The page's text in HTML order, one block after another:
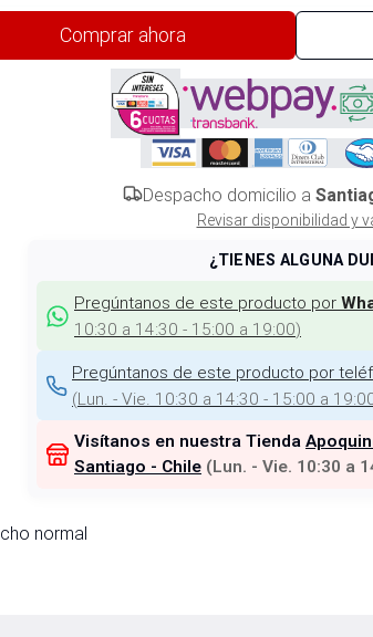
Comprar ahora
Despacho domicilio a
Revisar disponibilidad y
¿TIENES ALGUNA
Pregúntanos de este producto por
10:30 a 14:30 - 15:00 a 19:00)
Pregúntanos de este producto por
(Lun. - Vie. 10:30 a 14:30 - 15:00 a
Visítanos en nuestra Tienda
Santiago - Chile (Lun. - Vie. 10:30 a
normal